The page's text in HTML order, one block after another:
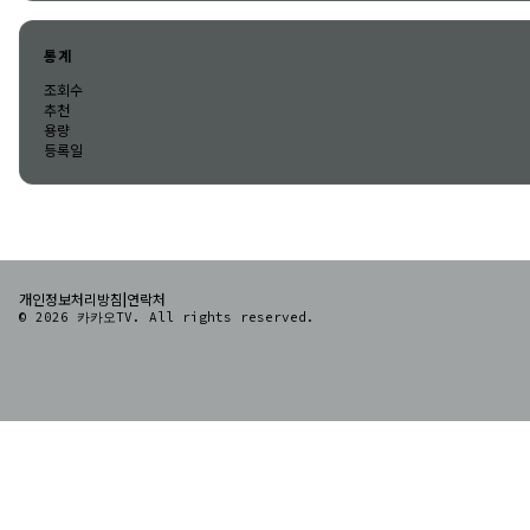
통계
조회수
추천
용량
등록일
개인정보처리방침|연락처
© 2026 카카오TV. All rights reserved.